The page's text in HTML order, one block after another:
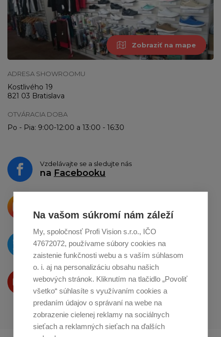
Na vašom súkromí nám záleží
My, spoločnosť Profi Vision s.r.o., IČO
47672072, používame súbory cookies na
zaistenie funkčnosti webu a s vaším súhlasom
o. i. aj na personalizáciu obsahu našich
webových stránok. Kliknutím na tlačidlo „Povoliť
všetko“ súhlasíte s využívaním cookies a
predaním údajov o správaní na webe na
zobrazenie cielenej reklamy na sociálnych
sieťach a reklamných sieťach na ďalších
Zobraziť na mape
ADRESA SHOWROOMU
Kostlivého 19
821 03 Bratislava
OTVÁRACIA DOBA
Po - Pia: 9:00-12:00 a 13:00 - 16:30
Vzdelávajte se a sledujte nás
na Facebooku
o zdieľanie naInstagrame
O novinkách píšeme
naTwitteri
Produkty Vám predstavujeme
na Youtube